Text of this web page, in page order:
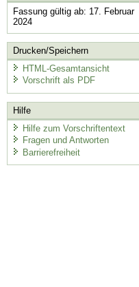
Fassung gültig ab: 17. Februar
2024
Drucken/Speichern
HTML-Gesamtansicht
Vorschrift als PDF
Hilfe
Hilfe zum Vorschriftentext
Fragen und Antworten
Barrierefreiheit